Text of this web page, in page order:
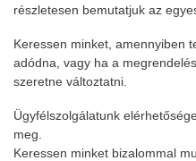
részletesen bemutatjuk az
Keressen minket, amennyiben
adódna, vagy ha a
szeretne változtatni.
Ügyfélszolgálatunk
meg.
Keressen minket bizalommal